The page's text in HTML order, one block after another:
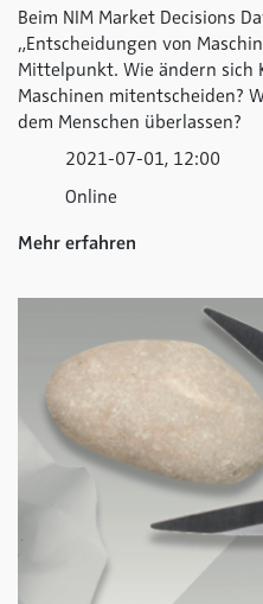
Beim NIM Market Decisions
„Entscheidungen von
Mittelpunkt. Wie ändern sich
Maschinen mitentscheiden?
dem Menschen überlassen?
2021-07-01, 12:00
Online
Mehr erfahren